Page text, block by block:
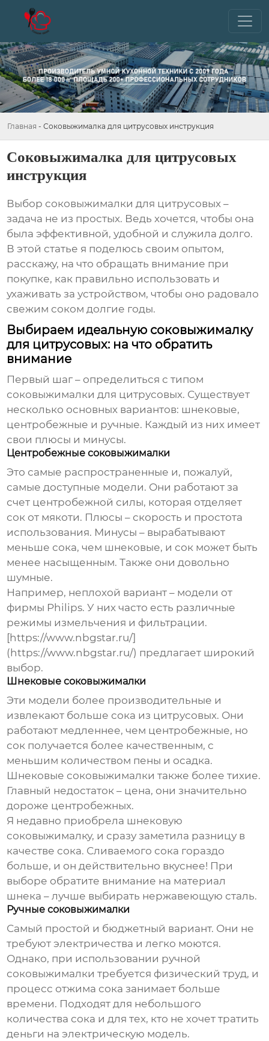
Главная - Соковыжималка для цитрусовых инструкция
Соковыжималка для цитрусовых
инструкция
Выбор соковыжималки для цитрусовых –
задача не из простых. Ведь хочется, чтобы она
была эффективной, удобной и служила долго.
В этой статье я поделюсь своим опытом,
расскажу, на что обращать внимание при
покупке, как правильно использовать и
ухаживать за устройством, чтобы оно радовало
свежим соком долгие годы.
Выбираем идеальную соковыжималку
для цитрусовых: на что обратить
внимание
Первый шаг – определиться с типом
соковыжималки для цитрусовых. Существует
несколько основных вариантов: шнековые,
центробежные и ручные. Каждый из них имеет
свои плюсы и минусы.
Центробежные соковыжималки
Это самые распространенные и, пожалуй,
самые доступные модели. Они работают за
счет центробежной силы, которая отделяет
сок от мякоти. Плюсы – скорость и простота
использования. Минусы – вырабатывают
меньше сока, чем шнековые, и сок может быть
менее насыщенным. Также они довольно
шумные.
Например, неплохой вариант – модели от
фирмы Philips. У них часто есть различные
режимы измельчения и фильтрации.
[https://www.nbgstar.ru/]
(https://www.nbgstar.ru/) предлагает широкий
выбор.
Шнековые соковыжималки
Эти модели более производительные и
извлекают больше сока из цитрусовых. Они
работают медленнее, чем центробежные, но
сок получается более качественным, с
меньшим количеством пены и осадка.
Шнековые соковыжималки также более тихие.
Главный недостаток – цена, они значительно
дороже центробежных.
Я недавно приобрела шнековую
соковыжималку, и сразу заметила разницу в
качестве сока. Сливаемого сока гораздо
больше, и он действительно вкуснее! При
выборе обратите внимание на материал
шнека – лучше выбирать нержавеющую сталь.
Ручные соковыжималки
Самый простой и бюджетный вариант. Они не
требуют электричества и легко моются.
Однако, при использовании ручной
соковыжималки требуется физический труд, и
процесс отжима сока занимает больше
времени. Подходят для небольшого
количества сока и для тех, кто не хочет тратить
деньги на электрическую модель.